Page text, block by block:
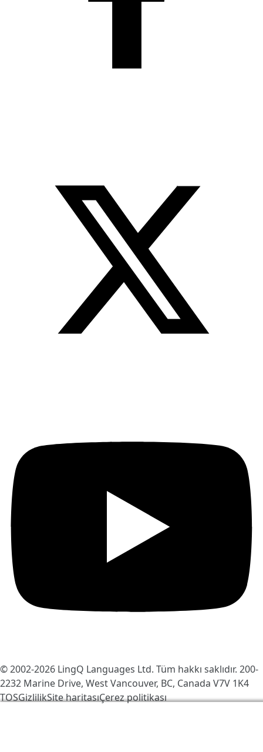
© 2002-2026 LingQ Languages Ltd. Tüm hakkı saklıdır. 200-
2232 Marine Drive, West Vancouver, BC, Canada V7V 1K4
TOSGizlilikSite haritasıÇerez politikası